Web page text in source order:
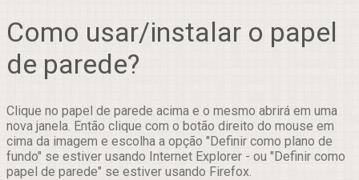
Como usar/instalar o papel
de parede?
Clique no papel de parede acima e o mesmo abrirá em uma
nova janela. Então clique com o botão direito do mouse em
cima da imagem e escolha a opção "Definir como plano de
fundo" se estiver usando Internet Explorer - ou "Definir como
papel de parede" se estiver usando Firefox.